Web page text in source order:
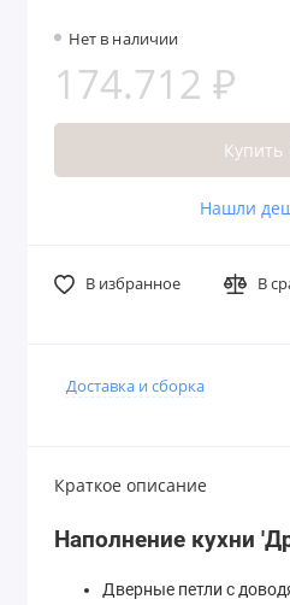
Нет в наличии
174.712 ₽
Купить
Нашли
В избранное В
Доставка и сборка
Краткое описание
Наполнение кухни
Дверные петли с